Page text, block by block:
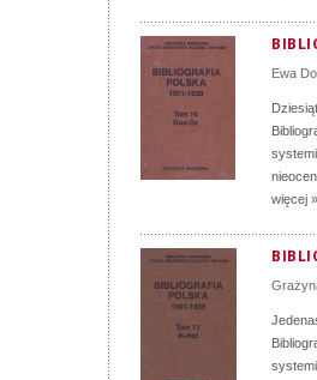
Ewa
więcej »